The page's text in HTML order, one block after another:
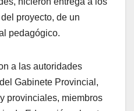
proyecto, de un
pedagógico.
a las autoridades
Gabinete Provincial,
provinciales, miembros